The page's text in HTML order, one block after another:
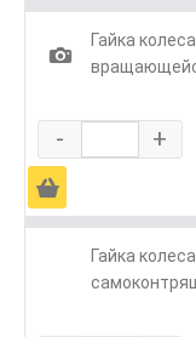
1
Гайка
- +
Ä
Гайка